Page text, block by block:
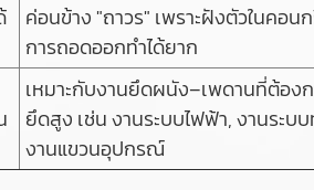
ค่อนข้าง "ถาวร" เพราะฝังตัวในคอน
การถอดออกทำได้ยาก
เหมาะกับงานยึดผนัง–เพดานที่ต้อง
ยึดสูง เช่น งานระบบไฟฟ้า, งานระบ
งานแขวนอุปกรณ์